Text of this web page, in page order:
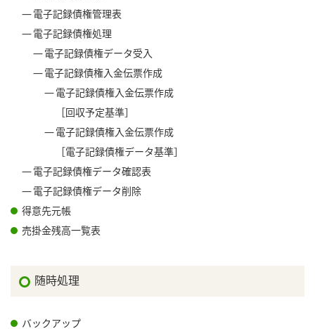
電子記録債権管理表
電子記録債権処理
電子記録債権データ受入
電子記録債権入金伝票作成
電子記録債権入金伝票作成
［回収予定基準］
電子記録債権入金伝票作成
［電子記録債権データ基準］
電子記録債権データ確認表
電子記録債権データ削除
得意先元帳
売掛金残高一覧表
随時処理
バックアップ